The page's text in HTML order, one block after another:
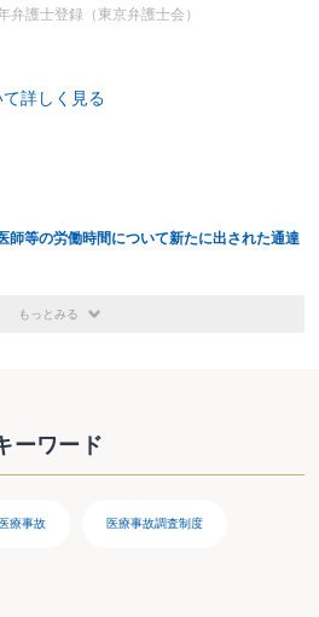
士登録（東京弁護士会）
者問題対策委員会 幹事
医療紛争の法律相談（青林書院 2003）
ラブル解決への実務マニュアル
版 2018）
詳しく見る
師等の労働時間について新たに出された通達
もっとみる
ーワード
医療事故 医療事故調査制度